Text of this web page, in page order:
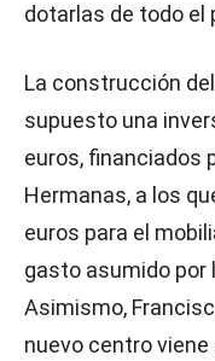
dotarlas de todo el
La construcción
supuesto una
euros, financiados
Hermanas, a los
euros para el
gasto asumido por
Asimismo,
nuevo centro